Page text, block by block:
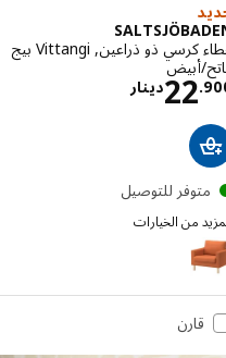
غطاء كرسي ذو ذراعين, Vittangi بيج
أبيض
دينار22. الاسعار دينار 22.900
للتوصيل
من الخيارات
قارن